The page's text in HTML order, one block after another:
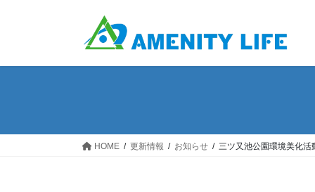
HOME 更新情報 お知らせ 三ツ又池公園環境美化活